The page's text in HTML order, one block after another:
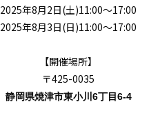
2025年8月2日(土)11:00～17:00
2025年8月3日(日)11:00～17:00
【開催場所】
〒425-0035
静岡県焼津市東小川6丁目6-4